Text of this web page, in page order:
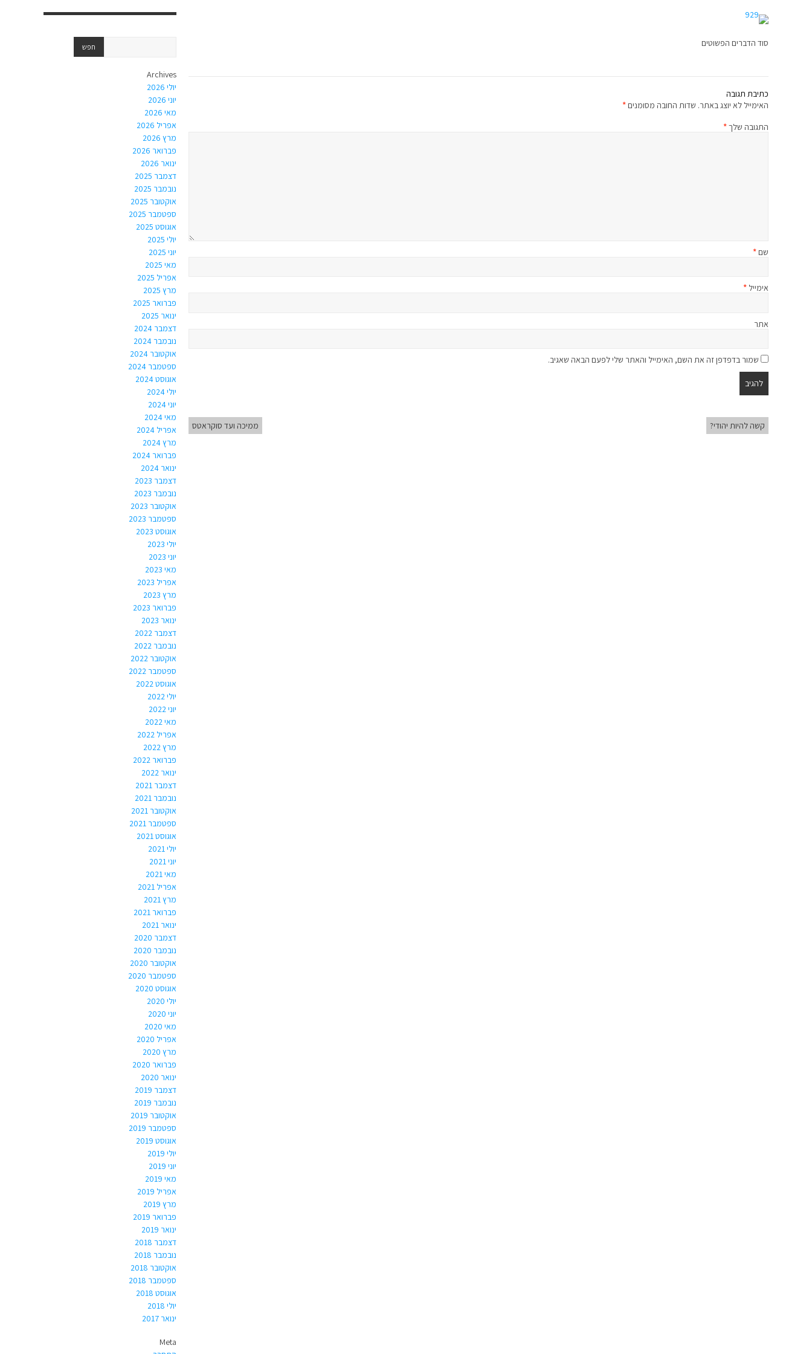
סוד הדברים הפשוטים
כתיבת תגובה
האימייל לא יוצג באתר. שדות החובה מסומנים*
התגובה שלך*
שם*
אימייל *
אתר
שמור בדפדפן זה את השם, האימייל והאתר שלי לפעם הבאה שאגיב.
קשה להיות יהודי? ממיכה ועד סוקראטס
Archives
יולי 2026
יוני 2026
מאי 2026
אפריל 2026
מרץ 2026
פברואר 2026
ינואר 2026
דצמבר 2025
נובמבר 2025
אוקטובר 2025
ספטמבר 2025
אוגוסט 2025
יולי 2025
יוני 2025
מאי 2025
אפריל 2025
מרץ 2025
פברואר 2025
ינואר 2025
דצמבר 2024
נובמבר 2024
אוקטובר 2024
ספטמבר 2024
אוגוסט 2024
יולי 2024
יוני 2024
מאי 2024
אפריל 2024
מרץ 2024
פברואר 2024
ינואר 2024
דצמבר 2023
נובמבר 2023
אוקטובר 2023
ספטמבר 2023
אוגוסט 2023
יולי 2023
יוני 2023
מאי 2023
אפריל 2023
מרץ 2023
פברואר 2023
ינואר 2023
דצמבר 2022
נובמבר 2022
אוקטובר 2022
ספטמבר 2022
אוגוסט 2022
יולי 2022
יוני 2022
מאי 2022
אפריל 2022
מרץ 2022
פברואר 2022
ינואר 2022
דצמבר 2021
נובמבר 2021
אוקטובר 2021
ספטמבר 2021
אוגוסט 2021
יולי 2021
יוני 2021
מאי 2021
אפריל 2021
מרץ 2021
פברואר 2021
ינואר 2021
דצמבר 2020
נובמבר 2020
אוקטובר 2020
ספטמבר 2020
אוגוסט 2020
יולי 2020
יוני 2020
מאי 2020
אפריל 2020
מרץ 2020
פברואר 2020
ינואר 2020
דצמבר 2019
נובמבר 2019
אוקטובר 2019
ספטמבר 2019
אוגוסט 2019
יולי 2019
יוני 2019
מאי 2019
אפריל 2019
מרץ 2019
פברואר 2019
ינואר 2019
דצמבר 2018
נובמבר 2018
אוקטובר 2018
ספטמבר 2018
אוגוסט 2018
יולי 2018
ינואר 2017
Meta